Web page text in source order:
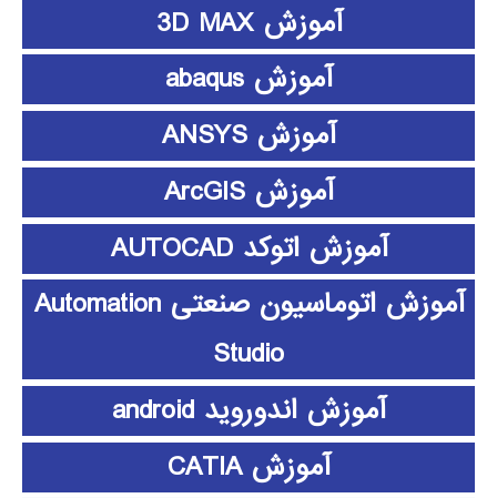
آموزش 3D MAX
آموزش abaqus
آموزش ANSYS
آموزش ArcGIS
آموزش اتوکد AUTOCAD
آموزش اتوماسیون صنعتی Automation
Studio
آموزش اندوروید android
آموزش CATIA